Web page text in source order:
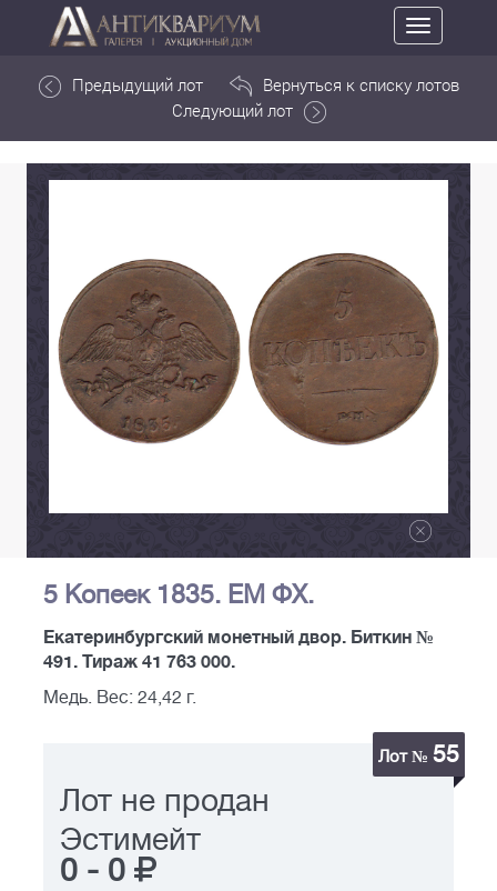
Toggle
navigation
Предыдущий лот
Вернуться к списку лотов
Следующий лот
5 Копеек 1835. ЕМ ФХ.
Екатеринбургский монетный двор. Биткин №
491. Тираж 41 763 000.
Медь. Вес: 24,42 г.
Лот № 55
Лот не продан
Эстимейт
0 - 0